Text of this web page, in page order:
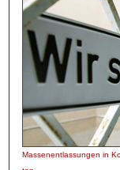
Mas­sen­ent­las­sun­gen in